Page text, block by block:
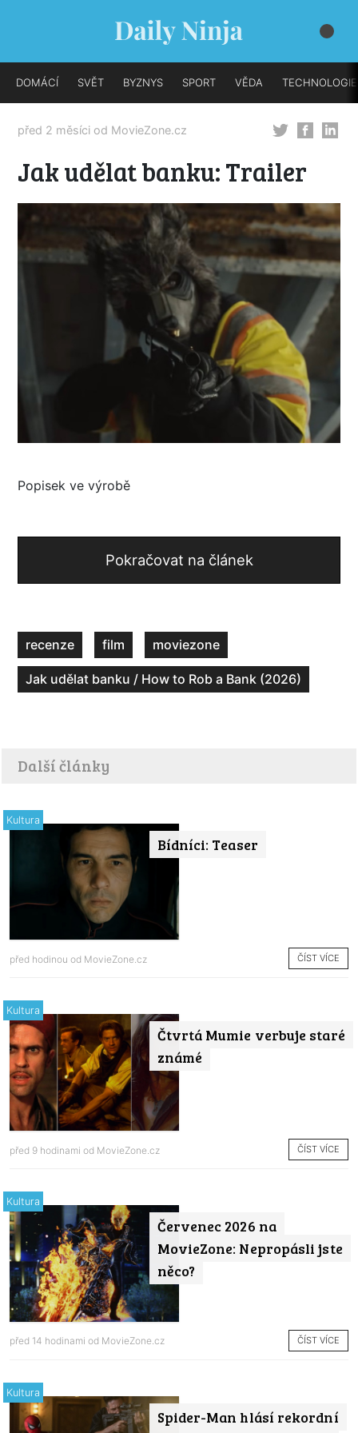
DOMÁCÍ SVĚT BYZNYS SPORT VĚDA TECHNOLOGIE
před 2 měsíci od MovieZone.cz
Jak udělat banku: Trailer
Popisek ve výrobě
Pokračovat na článek
recenze film moviezone
Jak udělat banku / How to Rob a Bank (2026)
Další články
Bídníci: Teaser
Kultura
před hodinou od MovieZone.cz ČÍST VÍCE
Čtvrtá Mumie verbuje staré
známé
Kultura
před 9 hodinami od MovieZone.cz ČÍST VÍCE
Červenec 2026 na
MovieZone: Nepropásli jste
něco?
Kultura
před 14 hodinami od MovieZone.cz ČÍST VÍCE
Spider-Man hlásí rekordní
Kultura